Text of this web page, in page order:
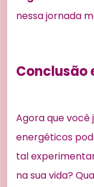
nessa jornada
Conclusão
Agora que você
energéticos
tal
na sua vida?